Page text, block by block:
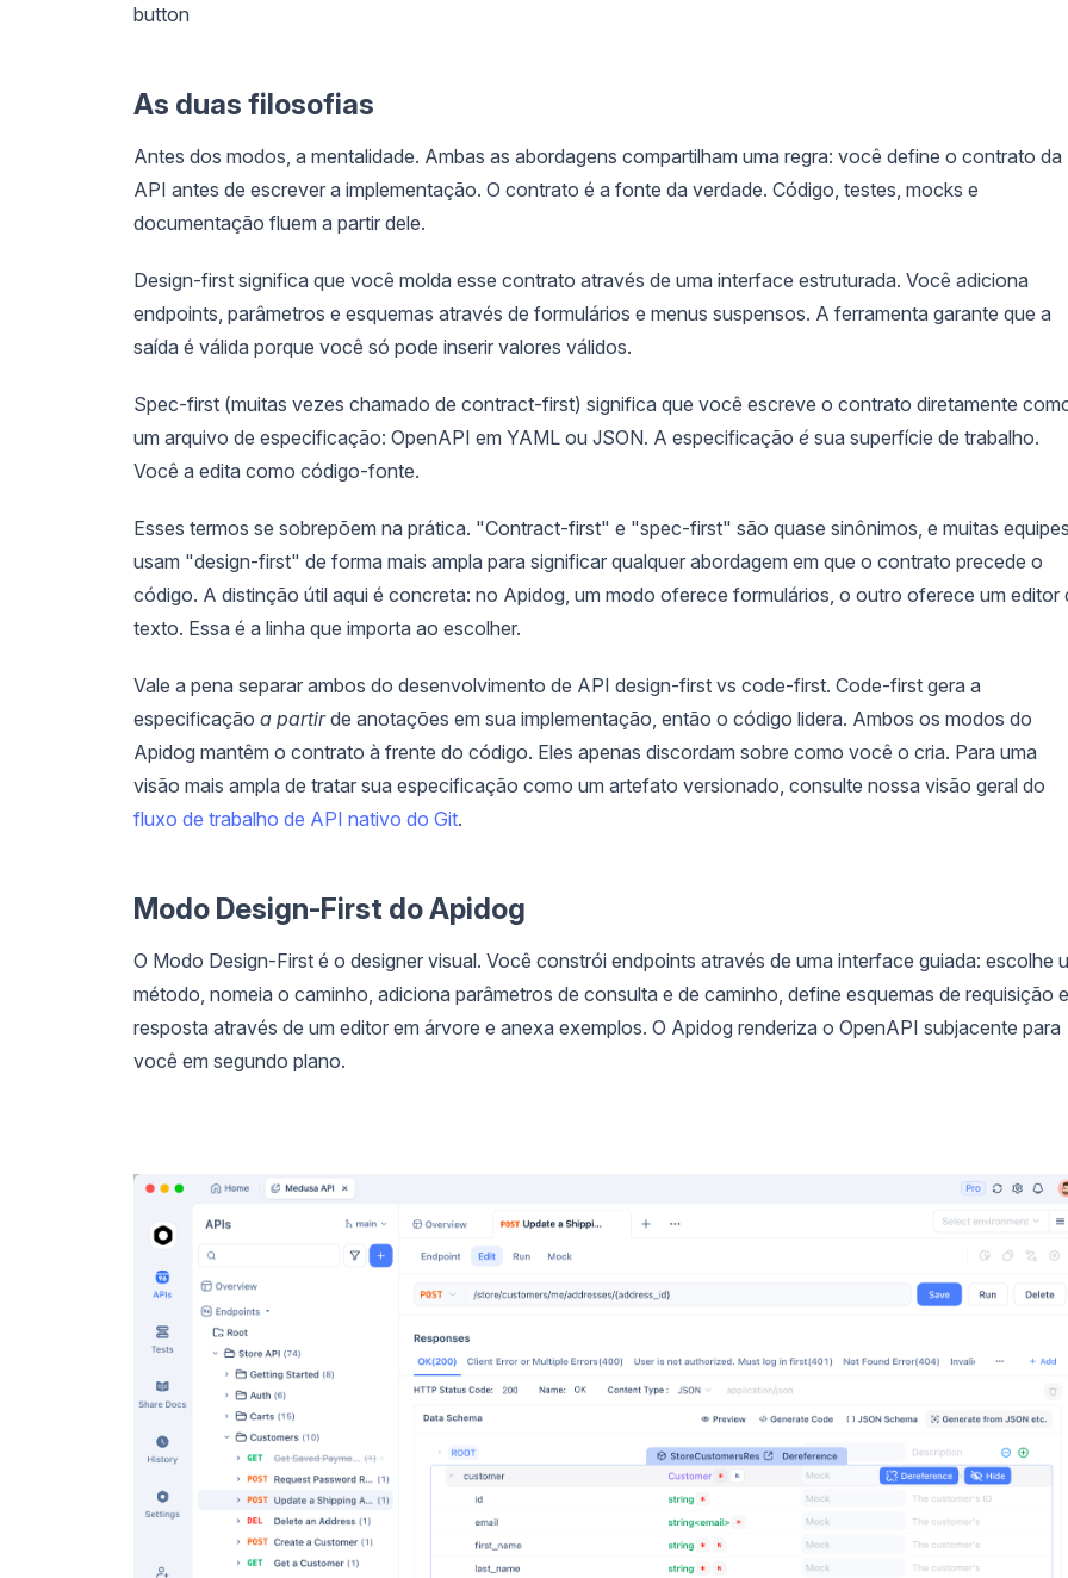
button
As duas filosofias
Antes dos modos, a mentalidade. Ambas as abordagens compartilham uma regra: você define o contrato da
API antes de escrever a implementação. O contrato é a fonte da verdade. Código, testes, mocks e
documentação fluem a partir dele.
Design-first significa que você molda esse contrato através de uma interface estruturada. Você adiciona
endpoints, parâmetros e esquemas através de formulários e menus suspensos. A ferramenta garante que a
saída é válida porque você só pode inserir valores válidos.
Spec-first (muitas vezes chamado de contract-first) significa que você escreve o contrato diretamente
um arquivo de especificação: OpenAPI em YAML ou JSON. A especificação é sua superfície de trabalho.
Você a edita como código-fonte.
Esses termos se sobrepõem na prática. "Contract-first" e "spec-first" são quase sinônimos, e muitas
usam "design-first" de forma mais ampla para significar qualquer abordagem em que o contrato precede o
código. A distinção útil aqui é concreta: no Apidog, um modo oferece formulários, o outro oferece um editor
texto. Essa é a linha que importa ao escolher.
Vale a pena separar ambos do desenvolvimento de API design-first vs code-first. Code-first gera a
especificação a partirde anotações em sua implementação, então o código lidera. Ambos os modos do
Apidog mantêm o contrato à frente do código. Eles apenas discordam sobre como você o cria. Para uma
visão mais ampla de tratar sua especificação como um artefato versionado, consulte nossa visão geral do
fluxo de trabalho de API nativo do Git.
Modo Design-First do Apidog
O Modo Design-First é o designer visual. Você constrói endpoints através de uma interface guiada: escolhe
método, nomeia o caminho, adiciona parâmetros de consulta e de caminho, define esquemas de requisição e
resposta através de um editor em árvore e anexa exemplos. O Apidog renderiza o OpenAPI subjacente para
você em segundo plano.